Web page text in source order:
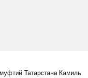
Татарстана Камиль